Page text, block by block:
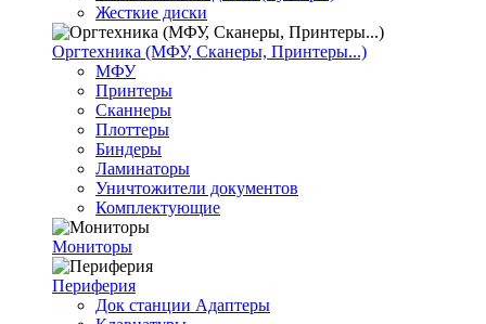
Жесткие диски
Оргтехника (МФУ, Сканеры, Принтеры...)
МФУ
Принтеры
Сканнеры
Плоттеры
Биндеры
Ламинаторы
Уничтожители документов
Комплектующие
Мониторы
Периферия
Док станции Адаптеры